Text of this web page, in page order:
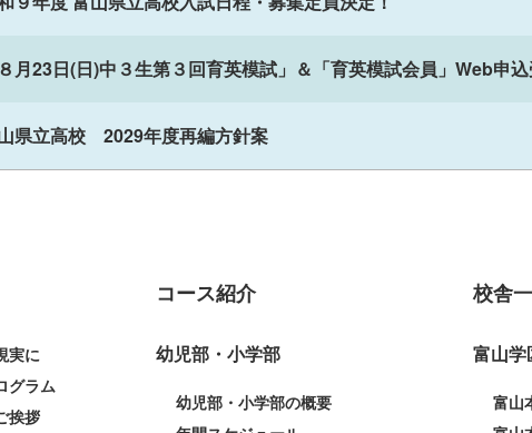
８月23日(日)中３生第３回育英模試」＆「育英模試会員」Web申込
県立高校 2029年度再編方針案
実に
グラム
挨拶
コース紹介
幼児部・小学部
幼児部・小学部の概要
校舎
富山学
富山